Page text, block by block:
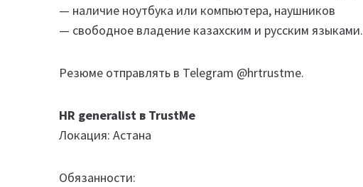
— наличие ноутбука или компьютера, наушников
— свободное владение казахским и русским языками.
Резюме отправлять в Telegram @hrtrustme.
HR generalist в TrustMe
Локация: Астана
Обязанности: